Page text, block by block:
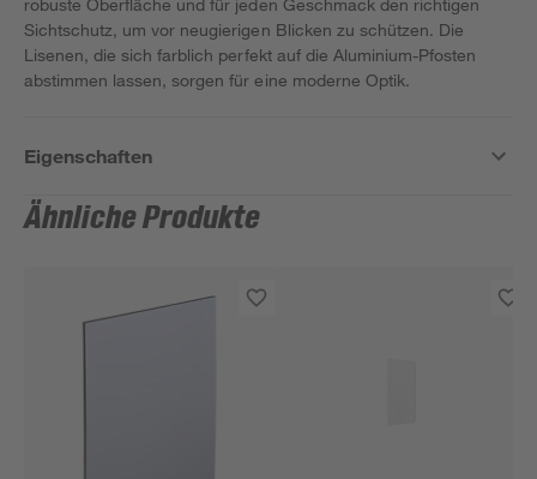
robuste Oberfläche und für jeden Geschmack den richtigen
Sichtschutz, um vor neugierigen Blicken zu schützen. Die
Lisenen, die sich farblich perfekt auf die Aluminium-Pfosten
abstimmen lassen, sorgen für eine moderne Optik.
Eigenschaften
Ähnliche Produkte